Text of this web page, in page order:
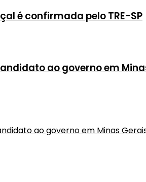
é confirmada pelo TRE-SP
ao governo em
ao governo em Minas